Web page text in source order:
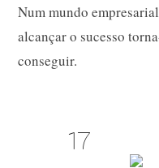
Num mundo
alcançar o sucesso
conseguir.